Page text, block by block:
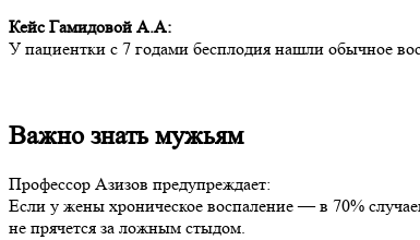
Кейс Гамидовой А.А:
У пациентки с 7 годами бесплодия нашли обычное
Важно знать мужьям
Профессор Азизов предупреждает:
Если у жены хроническое воспаление — в 70%
не прячется за ложным стыдом.